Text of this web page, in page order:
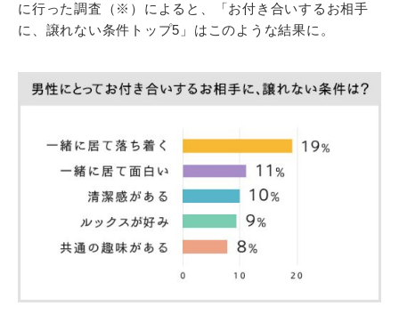
に行った調査（※）によると、「お付き合いするお相手
に、譲れない条件トップ5」はこのような結果に。